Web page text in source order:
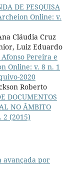
DE PESQUISA
Online: v.
Cláudia Cruz
Luiz Eduardo
Pereira e
Online: v. 8 n. 1
2020
Roberto
DOCUMENTOS
NO ÂMBITO
2 (2015)
avançada por